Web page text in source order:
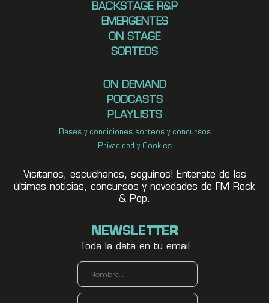
BACKSTAGE R&P
EMERGENTES
ON STAGE
SORTEOS
ON DEMAND
PODCASTS
PLAYLISTS
Bases y condiciones sorteos y concursos
Privacidad y Cookies
Visitanos, escuchanos, seguínos! Enterate de las
últimas noticias, concursos y novedades de FM Rock
& Pop.
NEWSLETTER
Toda la data en tu email